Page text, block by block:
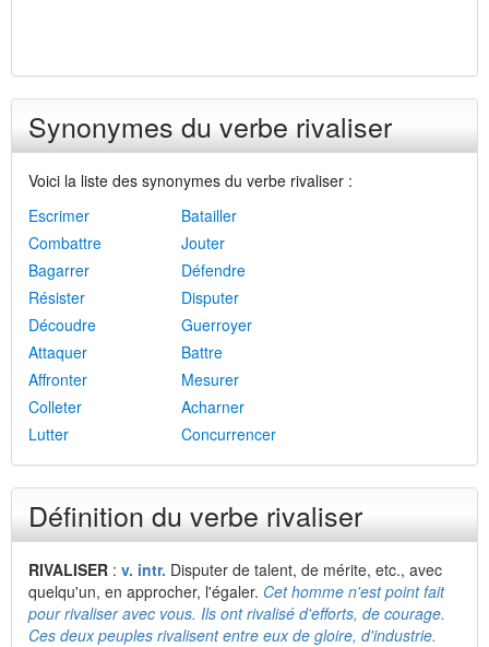
Synonymes du verbe rivaliser
Voici la liste des synonymes du verbe rivaliser :
Escrimer
Batailler
Combattre
Jouter
Bagarrer
Défendre
Résister
Disputer
Découdre
Guerroyer
Attaquer
Battre
Affronter
Mesurer
Colleter
Acharner
Lutter
Concurrencer
Définition du verbe rivaliser
RIVALISER : v. intr. Disputer de talent, de mérite, etc., avec
quelqu'un, en approcher, l'égaler. Cet homme n'est point fait
pour rivaliser avec vous. Ils ont rivalisé d'efforts, de courage.
Ces deux peuples rivalisent entre eux de gloire, d'industrie.